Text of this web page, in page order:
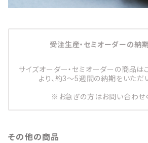
受注生産・セミオーダーの納
サイズオーダー・セミオーダーの商品
より、約3～5週間の納期をいただ
※お急ぎの方はお問い合わせ
その他の商品